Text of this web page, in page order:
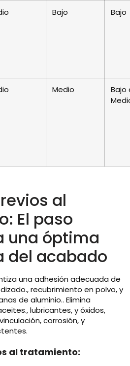
Bajo Bajo
Medio
Bajo
al
El paso
una óptima
del acabado
una adhesión adecuada de
recubrimiento en polvo, y
de aluminio.. Elimina
lubricantes, y óxidos,
corrosión, y
al tratamiento: